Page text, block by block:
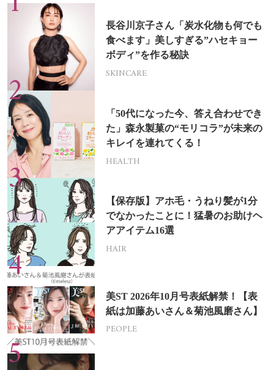
長谷川京子さん「炭水化物も何でも
食べます」美しすぎる”ハセキョー
ボディ”を作る秘訣
SKINCARE
「50代になった今、答え合わせでき
た」森永製菓の“モリコラ”が未来の
キレイを連れてくる！
HEALTH
【保存版】アホ毛・うねり髪が1分
でなかったことに！猛暑のお助けヘ
アアイテム16選
HAIR
美ST 2026年10月号表紙解禁！【表
紙は加藤あいさん＆菊池風磨さん】
PEOPLE